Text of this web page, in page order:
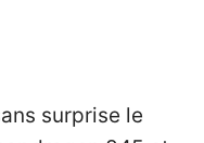
surprise le